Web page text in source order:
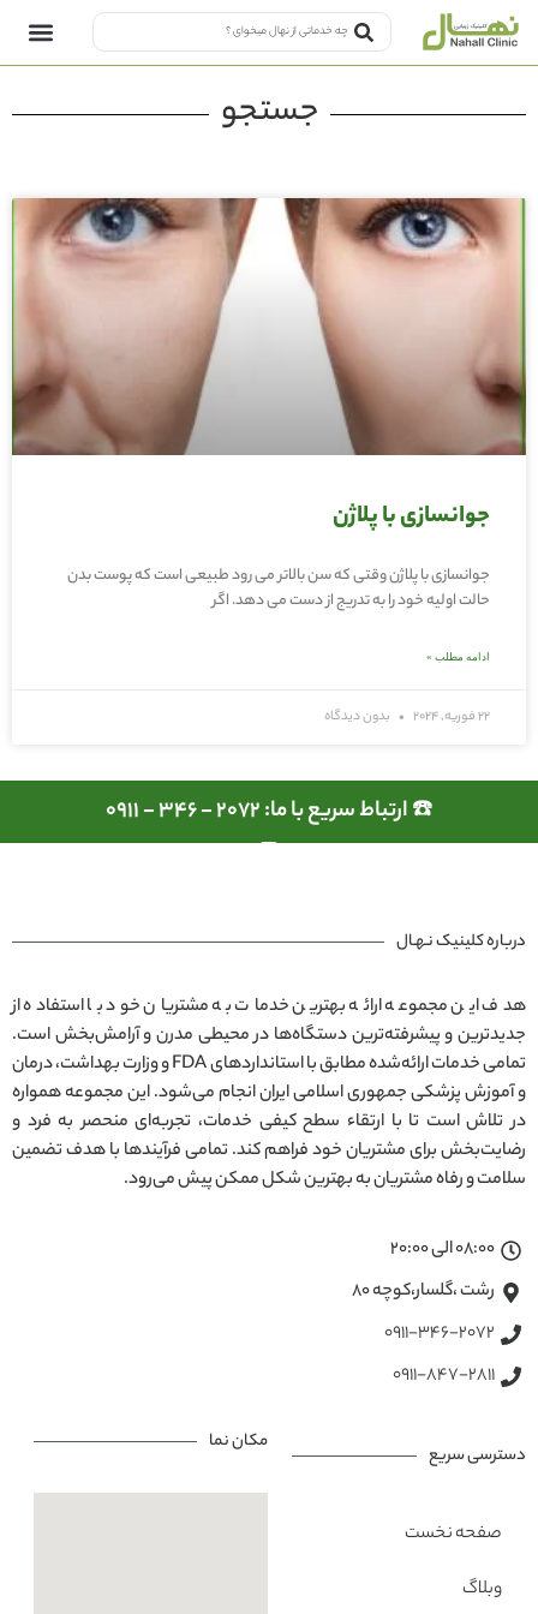
جستجو
جوانسازی با پلاژن
جوانسازی با پلاژن وقتی که سن بالاتر می رود طبیعی است که پوست بدن
حالت اولیه خود را به تدریج از دست می دهد. اگر
ادامه مطلب »
22 فوریه, 2024 بدون دیدگاه
☎️ ارتباط سریع با ما: 2072 - 346 - 0911
درباره کلینیک نـهـال
هدف این مجموعه ارائه بهترین خدمات به مشتریان خود با استفاده از
جدیدترین و پیشرفته‌ترین دستگاه‌ها در محیطی مدرن و آرامش‌بخش است.
تمامی خدمات ارائه‌شده مطابق با استانداردهای FDA و وزارت بهداشت، درمان
و آموزش پزشکی جمهوری اسلامی ایران انجام می‌شود. این مجموعه همواره
در تلاش است تا با ارتقاء سطح کیفی خدمات، تجربه‌ای منحصر به فرد و
رضایت‌بخش برای مشتریان خود فراهم کند. تمامی فرآیندها با هدف تضمین
سلامت و رفاه مشتریان به بهترین شکل ممکن پیش می‌رود.
08:00 الی 20:00
رشت ،گلسار،کوچه ۸۰
0911-346-2072
0911-847-2811
دسترسی سریع
صفحه نخست
وبلاگ
مکان نما